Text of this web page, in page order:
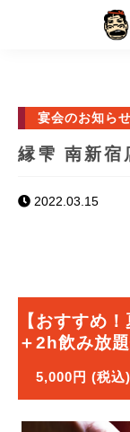
宴会のお知らせ
縁雫 南新宿
2022.03.15
【おすすめ
＋2h飲み放
5,000円 (税込